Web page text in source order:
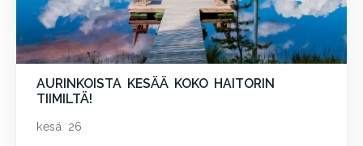
AURINKOISTA KESÄÄ KOKO HAITORIN
TIIMILTÄ!
kesä 26